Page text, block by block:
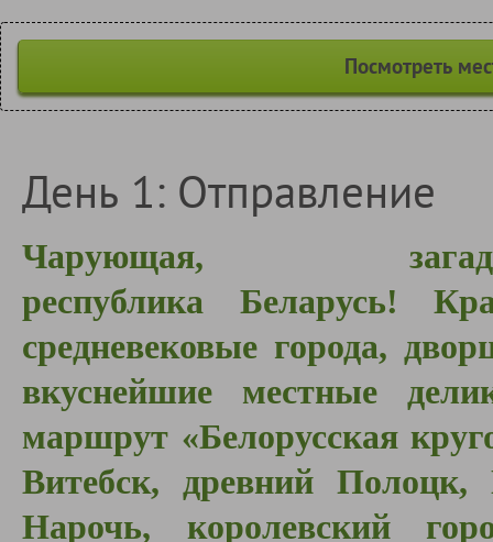
Посмотреть
День 1: Отправление
Чарующая,
республика Беларусь!
средневековые города,
вкуснейшие местные
маршрут «Белорусская
Витебск, древний Полоцк,
Нарочь, королевский